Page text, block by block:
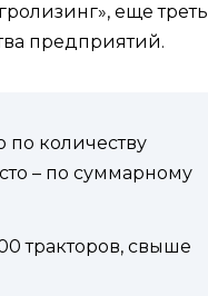
еще треть
предприятий.
по количеству
– по суммарному
тракторов, свыше